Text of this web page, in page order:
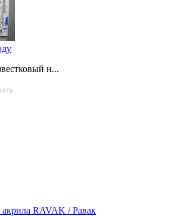
н...
RAVAK / Равак